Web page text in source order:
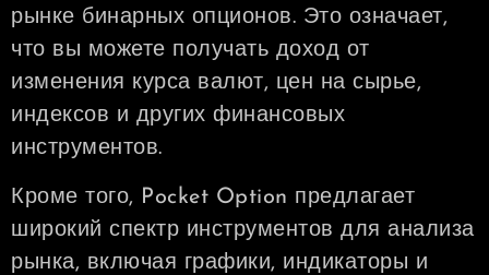
рынке бинарных опционов. Это означает,
что вы можете получать доход от
изменения курса валют, цен на сырье,
индексов и других финансовых
инструментов.
Кроме того, Pocket Option предлагает
широкий спектр инструментов для анализа
рынка, включая графики, индикаторы и